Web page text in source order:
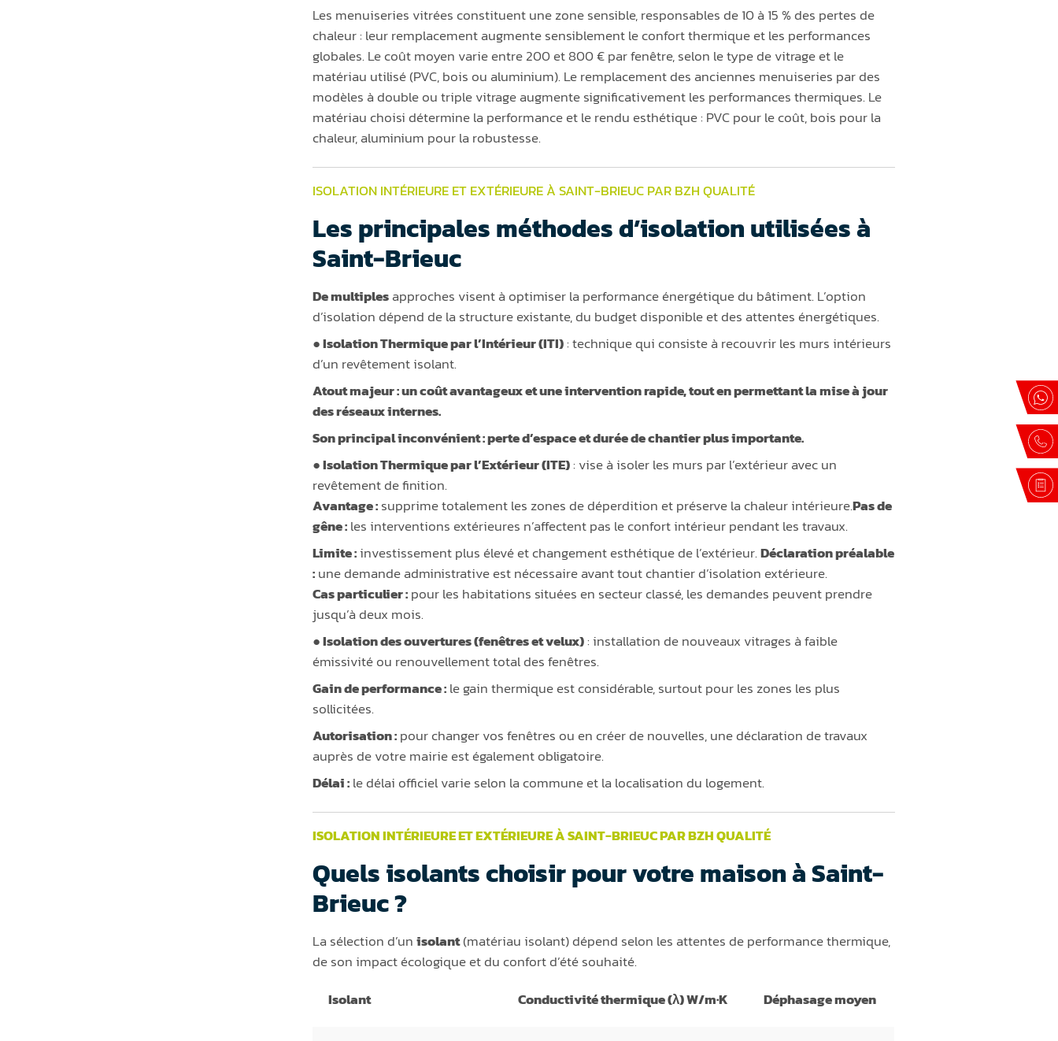
Les menuiseries vitrées constituent une zone sensible, responsables de 10 à 15 % des pertes de
chaleur : leur remplacement augmente sensiblement le confort thermique et les performances
globales. Le coût moyen varie entre 200 et 800 € par fenêtre, selon le type de vitrage et le
matériau utilisé (PVC, bois ou aluminium). Le remplacement des anciennes menuiseries par des
modèles à double ou triple vitrage augmente significativement les performances thermiques. Le
matériau choisi détermine la performance et le rendu esthétique : PVC pour le coût, bois pour la
chaleur, aluminium pour la robustesse.
ISOLATION INTÉRIEURE ET EXTÉRIEURE À SAINT-BRIEUC PAR BZH QUALITÉ
Les principales méthodes d’isolation utilisées à
Saint-Brieuc
De multiplesapproches visent à optimiser la performance énergétique du bâtiment. L’option
d’isolation dépend de la structure existante, du budget disponible et des attentes énergétiques.
● Isolation Thermique par l’Intérieur (ITI): technique qui consiste à recouvrir les murs intérieurs
d’un revêtement isolant.
Atout majeur :un coût avantageux et une intervention rapide, tout en permettant la mise à jour
des réseaux internes.
Son principal inconvénient :perte d’espace et durée de chantier plus importante.
● Isolation Thermique par l’Extérieur (ITE): vise à isoler les murs par l’extérieur avec un
revêtement de finition.
Avantage :supprime totalement les zones de déperdition et préserve la chaleur intérieure.Pas de
gêne :les interventions extérieures n’affectent pas le confort intérieur pendant les travaux.
Limite :investissement plus élevé et changement esthétique de l’extérieur.Déclaration préalable
:une demande administrative est nécessaire avant tout chantier d’isolation extérieure.
Cas particulier :pour les habitations situées en secteur classé, les demandes peuvent prendre
jusqu’à deux mois.
● Isolation des ouvertures (fenêtres et velux): installation de nouveaux vitrages à faible
émissivité ou renouvellement total des fenêtres.
Gain de performance :le gain thermique est considérable, surtout pour les zones les plus
sollicitées.
Autorisation :pour changer vos fenêtres ou en créer de nouvelles, une déclaration de travaux
auprès de votre mairie est également obligatoire.
Délai :le délai officiel varie selon la commune et la localisation du logement.
ISOLATION INTÉRIEURE ET EXTÉRIEURE À SAINT-BRIEUC PAR BZH QUALITÉ
Quels isolants choisir pour votre maison à Saint-
Brieuc ?
La sélection d’unisolant(matériau isolant) dépend selon les attentes de performance thermique,
de son impact écologique et du confort d’été souhaité.
Isolant
Conductivité thermique (λ) W/m·K Déphasage moyen